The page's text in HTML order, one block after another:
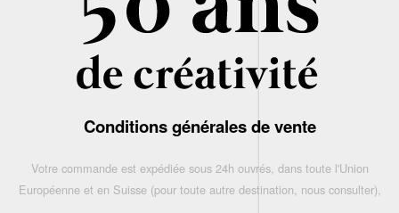
Conditions générales de vente
Votre commande est expédiée sous 24h ouvrés, dans toute l'Union
Européenne et en Suisse (pour toute autre destination, nous consulter),